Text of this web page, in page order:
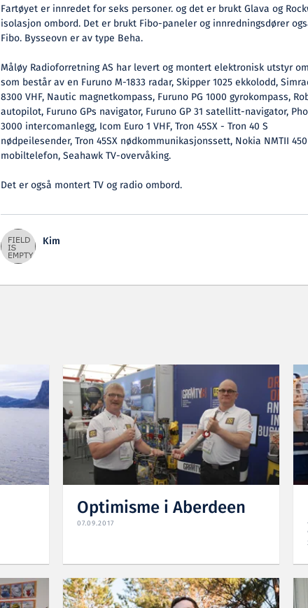
Fartøyet er innredet for seks personer. og det er brukt Glava og
isolasjon ombord. Det er brukt Fibo-paneler og innredningsdører
Fibo. Bysseovn er av type Beha.
Måløy Radioforretning AS har levert og montert elektronisk utstyr
som består av en Furuno M-1833 radar, Skipper 1025 ekkolodd,
8300 VHF, Nautic magnetkompass, Furuno PG 1000 gyrokompass,
autopilot, Furuno GPs navigator, Furuno GP 31 satellitt-navigator,
3000 intercomanlegg, Icom Euro 1 VHF, Tron 45SX - Tron 40 S
nødpeilesender, Tron 45SX nødkommunikasjonssett, Nokia NMTII 450
mobiltelefon, Seahawk TV-overvåking.
Det er også montert TV og radio ombord.
Kim
Optimisme i Aberdeen
07.09.2017